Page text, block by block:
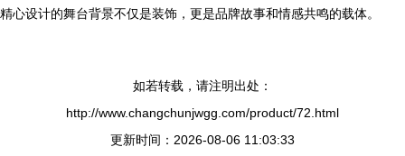
精心设计的舞台背景不仅是装饰，更是品牌故事和情感共鸣的载体。
如若转载，请注明出处：
http://www.changchunjwgg.com/product/72.html
更新时间：2026-08-06 11:03:33